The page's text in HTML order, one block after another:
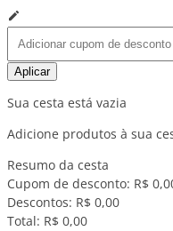
Aplicar
Sua cesta está vazia
Adicione produtos à sua
Resumo da cesta
Cupom de desconto: R$
Descontos: R$ 0,00
Total: R$ 0,00